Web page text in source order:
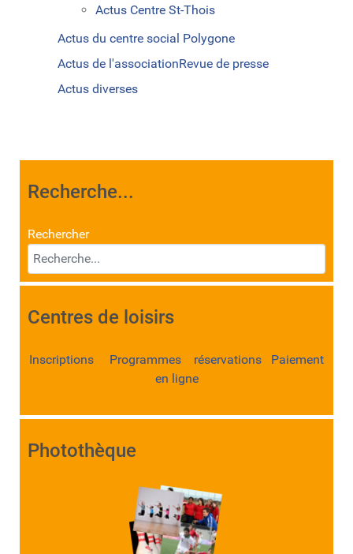
Actus Centre St-Thois
Actus du centre social Polygone
Actus de l'associationRevue de presse
Actus diverses
Recherche...
Rechercher
Centres de loisirs
Inscriptions Programmes réservations Paiement
en ligne
Photothèque